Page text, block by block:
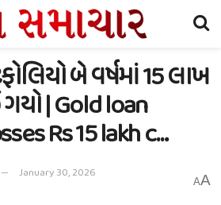
બે વર્ષમાં 15 લાખ
| Gold loan
Rs 15 lakh c…
January 30, 2026
AA